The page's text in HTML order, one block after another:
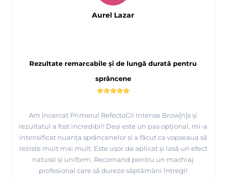
Rezultate remarcabile și de lungă durată pentru
sprâncene
Am încercat Primerul RefectoCil Intense Brow[n]s și
rezultatul a fost incredibil! Deși este un pas opțional, mi-a
intensificat nuanța sprâncenelor și a făcut ca vopseaua să
reziste mult mai mult. Este ușor de aplicat și lasă un efect
natural și uniform. Recomand pentru un machiaj
profesional care să dureze săptămâni întregi!
Aurel Lazar